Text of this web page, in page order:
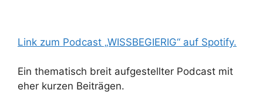
Link zum Podcast „WISSBEGIERIG“ auf Spotify.
Ein thematisch breit aufgestellter Podcast mit
eher kurzen Beiträgen.